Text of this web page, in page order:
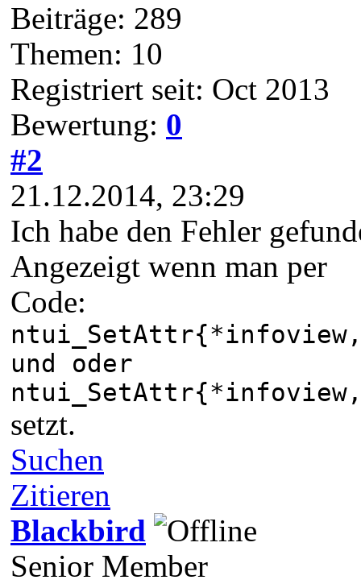
Beiträge: 289
Themen: 10
Registriert seit: Oct 2013
Bewertung: 0
#2
21.12.2014, 23:29
Ich habe den Fehler
Angezeigt wenn man per
Code:
und oder
setzt.
Suchen
Zitieren
Blackbird
Senior Member